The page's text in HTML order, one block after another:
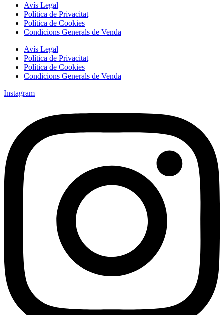
Avís Legal
Política de Privacitat
Política de Cookies
Condicions Generals de Venda
Avís Legal
Política de Privacitat
Política de Cookies
Condicions Generals de Venda
Instagram